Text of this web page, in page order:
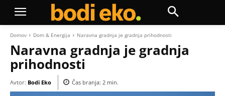
Domov Dom & Energija Naravna gradnja je gradnja prihodnosti
Naravna gradnja je gradnja
prihodnosti
Avtor: Bodi Eko Čas branja: 2 min.